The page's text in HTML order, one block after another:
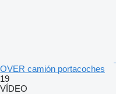
OVER camión portacoches
19
VÍDEO